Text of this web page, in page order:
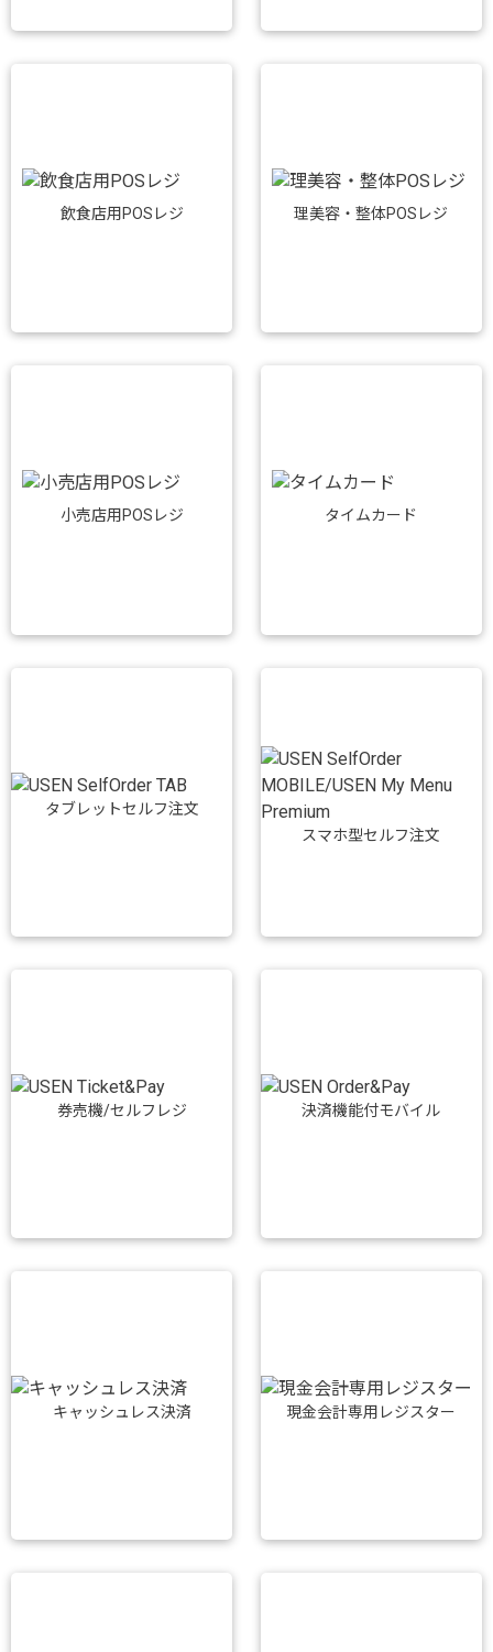
飲食店用POSレジ 理美容・整体POSレジ
小売店用POSレジ タイムカード
タブレットセルフ注文
スマホ型セルフ注文
券売機/セルフレジ 決済機能付モバイル
キャッシュレス決済 現金会計専用レジスター